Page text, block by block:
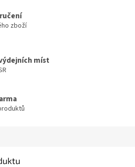
zboží
míst